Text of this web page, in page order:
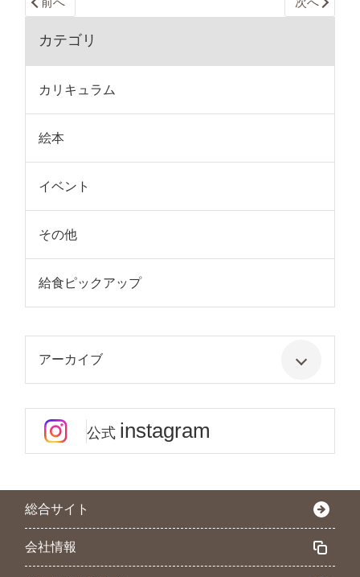
カテゴリ
カリキュラム
絵本
イベント
その他
給食ピックアップ
アーカイブ
公式 instagram
総合サイト
会社情報